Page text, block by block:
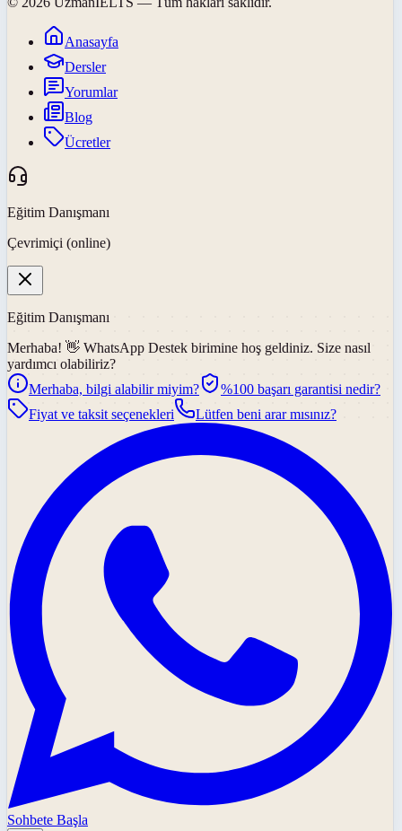
Anasayfa
Dersler
Yorumlar
Blog
Ücretler
Eğitim Danışmanı
Çevrimiçi (online)
Eğitim Danışmanı
Merhaba! 👋 WhatsApp Destek birimine hoş geldiniz. Size nasıl
yardımcı olabiliriz?
Merhaba, bilgi alabilir miyim?
%100 başarı garantisi nedir?
Fiyat ve taksit seçenekleri
Lütfen beni arar mısınız?
Sohbete Başla